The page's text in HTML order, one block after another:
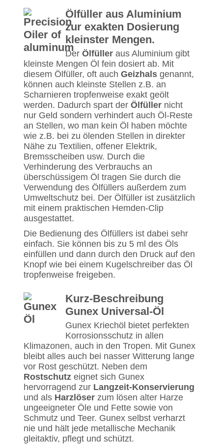
Ölfüller aus Aluminium
zur exakten Dosierung
kleinster Mengen.
Der Ölfüller aus Aluminium gibt
kleinste Mengen Öl fein dosiert ab. Mit
diesem Ölfüller, oft auch Geizhals genannt,
können auch kleinste Stellen z.B. an
Scharnieren tropfenweise exakt geölt
werden. Dadurch spart der Ölfüller nicht
nur Geld sondern verhindert auch Öl-Reste
an Stellen, wo man kein Öl haben möchte
wie z.B. bei zu ölenden Stellen in direkter
Nähe zu Textilien, offener Elektrik,
Bremsscheiben usw. Durch die
Verhinderung des Verbrauchs an
überschüssigem Öl tragen Sie durch die
Verwendung des Ölfüllers außerdem zum
Umweltschutz bei. Der Ölfüller ist zusätzlich
mit einem praktischen Hemden-Clip
ausgestattet.
Die Bedienung des Ölfüllers ist dabei sehr
einfach. Sie können bis zu 5 ml des Öls
einfüllen und dann durch den Druck auf den
Knopf wie bei einem Kugelschreiber das Öl
tropfenweise freigeben.
Kurz-Beschreibung
Gunex Universal-Öl
Gunex Kriechöl bietet perfekten
Korrosionsschutz in allen
Klimazonen, auch in den Tropen. Mit Gunex
bleibt alles auch bei nasser Witterung lange
vor Rost geschützt. Neben dem
Rostschutz eignet sich Gunex
hervorragend zur Langzeit-Konservierung
und als Harzlöser zum lösen alter Harze
ungeeigneter Öle und Fette sowie von
Schmutz und Teer. Gunex selbst verharzt
nie und hält jede metallische Mechanik
gleitaktiv, pflegt und schützt.